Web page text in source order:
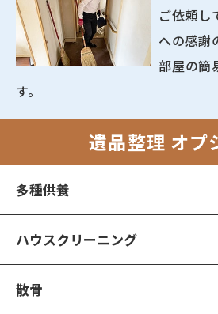
ご依頼し
への感謝
部屋の簡
す。
遺品整理 オプ
多種供養
ハウスクリーニング
散骨